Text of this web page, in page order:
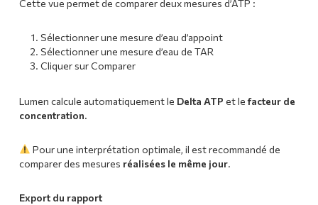
Cette vue permet de comparer deux mesures d’ATP :
Sélectionner une mesure d’eau d’appoint
Sélectionner une mesure d’eau de TAR
Cliquer sur Comparer
Lumen calcule automatiquement le Delta ATPet lefacteur de
concentration.
Pour une interprétation optimale, il est recommandé de
comparer des mesures réalisées le même jour.
Export du rapport